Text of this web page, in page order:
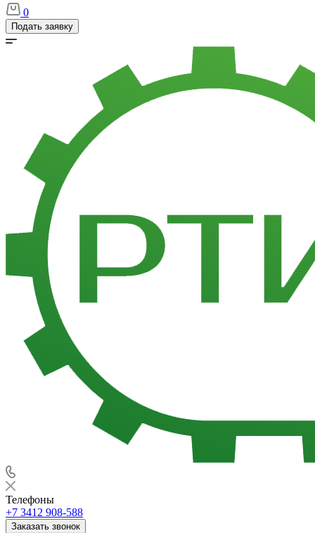
0
Подать заявку
Телефоны
+7 3412 908-588
Заказать звонок